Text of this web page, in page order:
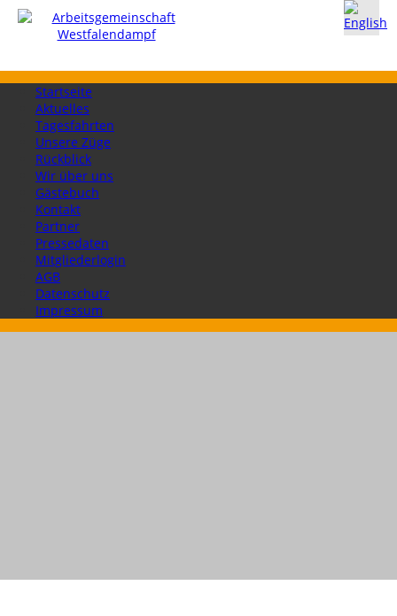
Startseite
Aktuelles
Tagesfahrten
Unsere Züge
Rückblick
Wir über uns
Gästebuch
Kontakt
Partner
Pressedaten
Mitgliederlogin
AGB
Datenschutz
Impressum